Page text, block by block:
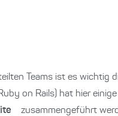
Teams ist es wichtig
on Rails) hat hier
zusammengeführt